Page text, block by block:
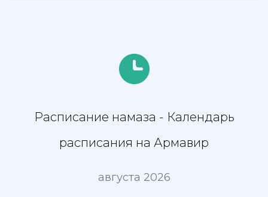
Расписание намаза - Календарь
расписания на Армавир
августа 2026